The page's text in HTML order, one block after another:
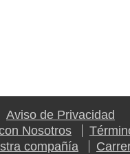
Aviso de Privacidad
Nosotros
compañía